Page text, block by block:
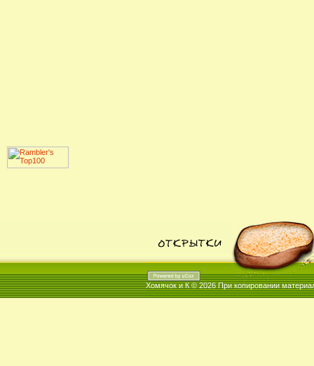
Хомячок и К © 2026При копировании